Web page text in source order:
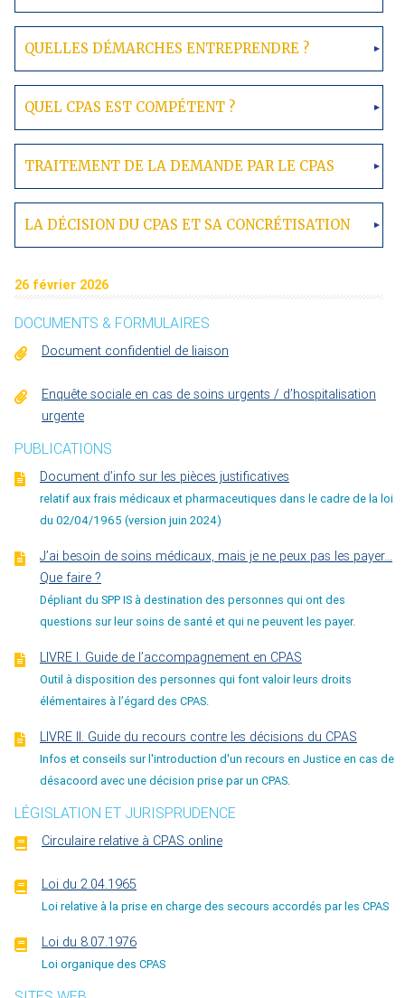
QUELLES DÉMARCHES ENTREPRENDRE ?
QUEL CPAS EST COMPÉTENT ?
TRAITEMENT DE LA DEMANDE PAR LE CPAS
LA DÉCISION DU CPAS ET SA CONCRÉTISATION
26 février 2026
DOCUMENTS & FORMULAIRES
Document confidentiel de liaison
Enquête sociale en cas de soins urgents / d’hospitalisation
urgente
PUBLICATIONS
Document d’info sur les pièces justificatives
relatif aux frais médicaux et pharmaceutiques dans le cadre de la loi
du 02/04/1965 (version juin 2024)
J’ai besoin de soins médicaux, mais je ne peux pas les payer...
Que faire ?
Dépliant du SPP IS à destination des personnes qui ont des
questions sur leur soins de santé et qui ne peuvent les payer.
LIVRE I. Guide de l’accompagnement en CPAS
Outil à disposition des personnes qui font valoir leurs droits
élémentaires à l’égard des CPAS.
LIVRE II. Guide du recours contre les décisions du CPAS
Infos et conseils sur l'introduction d'un recours en Justice en cas de
désacoord avec une décision prise par un CPAS.
LÉGISLATION ET JURISPRUDENCE
Circulaire relative à CPAS online
Loi du 2.04.1965
Loi relative à la prise en charge des secours accordés par les CPAS
Loi du 8.07.1976
Loi organique des CPAS